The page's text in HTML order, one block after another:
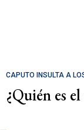
CAPUTO INSULTA A
¿Quién es